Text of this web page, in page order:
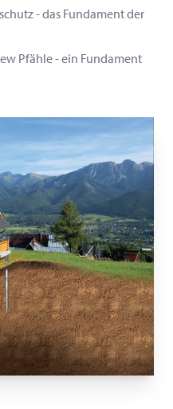
- das Fundament der
Pfähle - ein Fundament